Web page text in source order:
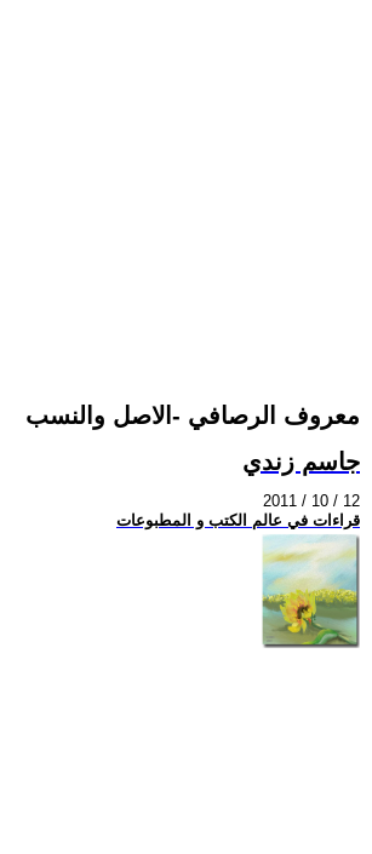
معروف الرصافي -الاصل والنسب
جاسم زندي
2011 / 10 / 12
قراءات في عالم الكتب و المطبوعات